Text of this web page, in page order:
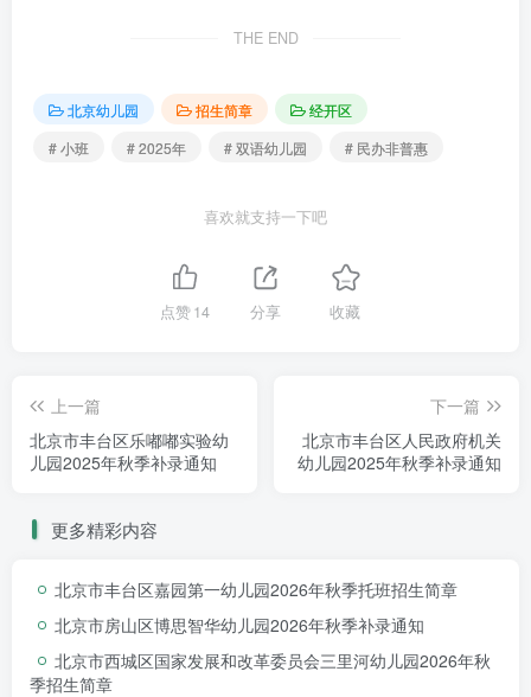
THE END
北京幼儿园 招生简章
经开区
# 小班
# 2025年 # 双语幼儿园 # 民办非普惠
喜欢就支持一下吧
点赞14 分享 收藏
上一篇
北京市丰台区乐嘟嘟实验幼
儿园2025年秋季补录通知
下一篇
北京市丰台区人民政府机关
幼儿园2025年秋季补录通知
更多精彩内容
北京市丰台区嘉园第一幼儿园2026年秋季托班招生简章
北京市房山区博思智华幼儿园2026年秋季补录通知
北京市西城区国家发展和改革委员会三里河幼儿园2026年秋
季招生简章